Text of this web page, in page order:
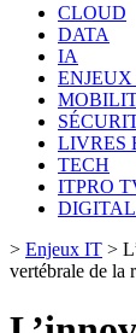
CLOUD
DATA
IA
LIVRES
TECH
ITPRO
DIGITAL
> Enjeux IT >
vertébrale de la